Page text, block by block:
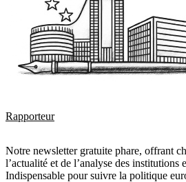
Rapporteur
Notre newsletter gratuite phare, offrant
l’actualité et de l’analyse des institutions
Indispensable pour suivre la politique